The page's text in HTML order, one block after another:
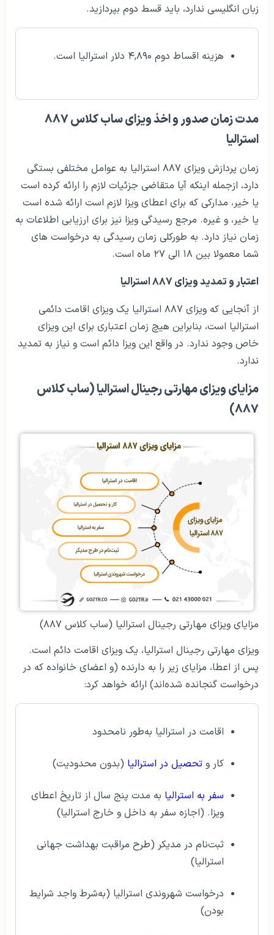
زبان انگلیسی ندارد، باید قسط دوم بپردازید.
هزینه اقساط دوم ۴,۸۹۰ دلار استرالیا است.
مدت‌ زمان صدور و اخذ ویزای ساب‌ کلاس ۸۸۷
استرالیا
زمان پردازش ویزای ۸۸۷ استرالیا به عوامل مختلفی بستگی
دارد، ازجمله اینکه آیا متقاضی جزئیات لازم را ارائه کرده است
یا خیر، مدارکی که برای اعطای ویزا لازم است ارائه شده است
یا خیر، و غیره. مرجع رسیدگی ویزا نیز برای ارزیابی اطلاعات به
زمان نیاز دارد. به طورکلی زمان رسیدگی به درخواست های
شما معمولا بین ۱۸ الی ۲۷ ماه است.
اعتبار و تمدید ویزای ۸۸۷ استرالیا
از آنجایی که ویزای ۸۸۷ استرالیا یک ویزای اقامت دائمی
استرالیا است، بنابراین هیچ زمان اعتباری برای این ویزای
خاص وجود ندارد. در واقع این ویزا دائم است و نیاز به تمدید
ندارد.
مزایای ویزای مهارتی رجینال استرالیا (ساب‌ کلاس
۸۸۷)
مزایای ویزای مهارتی رجینال استرالیا (ساب‌ کلاس ۸۸۷)
ویزای مهارتی رجینال استرالیا، یک ویزای اقامت دائم است.
پس از اعطا، مزایای زیر را به دارنده (و اعضای خانواده که در
درخواست گنجانده شده‌اند) ارائه خواهد کرد:
اقامت در استرالیا به‌طور نامحدود
کار و تحصیل در استرالیا (بدون محدودیت)
سفر به استرالیا به مدت پنج سال از تاریخ اعطای
ویزا. (اجازه سفر به داخل و خارج استرالیا)
ثبت‌نام در مدیکر (طرح مراقبت بهداشت جهانی
استرالیا)
درخواست شهروندی استرالیا (به‌شرط واجد شرایط
بودن)